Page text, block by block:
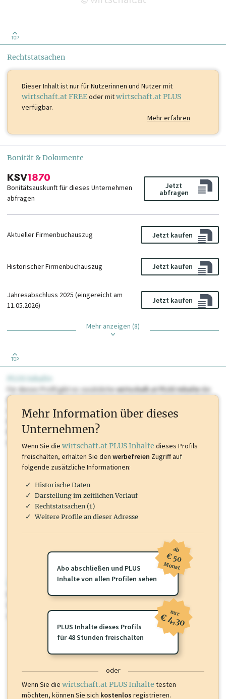
TOP
Rechtstatsachen
Dieser Inhalt istnur für Nutzerinnen und Nutzer mit
wirtschaft.at FREEoder mitwirtschaft.at PLUS
verfügbar.
Mehr erfahren
Bonität & Dokumente
Bonitätsauskunft für dieses Unternehmen
abfragen
Jetzt
abfragen
Aktueller Firmenbuchauszug Jetzt kaufen
Historischer Firmenbuchauszug Jetzt kaufen
Jahresabschluss 2025 (eingereicht am
11.05.2026)
Jetzt kaufen
Mehr anzeigen (8)
TOP
PLUS Inhalte
Für dieses Profil gibt es zusätzlichewirtschaft.at PLUS Inhaltedie
Sie momentan nicht einsehen können. Schalten Sie dieses Profil frei
oder loggen Sie sich ein um diese Inhalte zu sehen. wirtschaft.at PLUS
Marken, Patente, Rechtstatsachen, OTS-Aussendungen, und viele
mehr.
wirtschaft.at PLUS
Für dieses Profil gibt es zusätzlichewirtschaft.at PLUS Inhalte
Sie momentan nicht einsehen können. Schalten Sie dieses Profil frei
oder loggen Sie sich ein um diese Inhalte zu sehen.
Mehr Information über dieses
Unternehmen?
Wenn Sie die wirtschaft.at PLUS Inhalte dieses Profils
freischalten, erhalten Sie den werbefreien Zugriff auf
folgende zusätzliche Informationen:
Historische Daten
Darstellung im zeitlichen Verlauf
Rechtstatsachen (1)
Weitere Profile an dieser Adresse
Abo abschließen und PLUS
Inhalte von allen Profilen sehen
ab
€ 50
Monat
PLUS Inhalte dieses Profils
für 48 Stunden freischalten
nur
€ 4,30
oder
Wenn Sie die wirtschaft.at PLUS Inhalte testen
möchten, können Sie sich kostenlos registrieren.